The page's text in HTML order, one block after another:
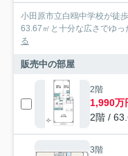
小田原市立白鴎中学校が徒
63.67㎡と十分な広さでゆ
る
販売中の部屋
2階
1,990万
2階 /
3階